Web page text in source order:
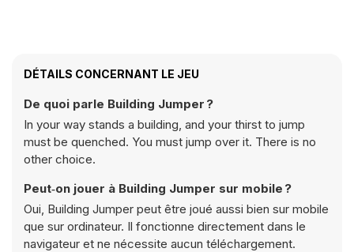
DÉTAILS CONCERNANT LE JEU
De quoi parle Building Jumper ?
In your way stands a building, and your thirst to jump
must be quenched. You must jump over it. There is no
other choice.
Peut‑on jouer à Building Jumper sur mobile ?
Oui, Building Jumper peut être joué aussi bien sur mobile
que sur ordinateur. Il fonctionne directement dans le
navigateur et ne nécessite aucun téléchargement.